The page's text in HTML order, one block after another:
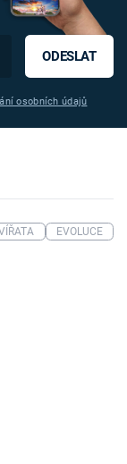
ODESLAT
osobních údajů
EVOLUCE